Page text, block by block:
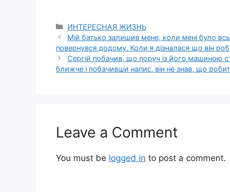
Categories
ИНТЕРЕСНАЯ ЖИЗНЬ
Мій батько залишив мене, коли мені було
повернувся додому. Коли я дізналася що він
Сергій побачив, що поруч із його машиною
ближче і побачивши напис, він не знав, що
Leave a Comment
You must be logged in to post a comment.